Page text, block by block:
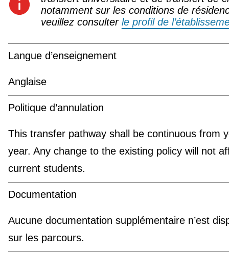
notamment sur les conditions de
veuillez consulter le profil de
Langue d’enseignement
Anglaise
Politique d’annulation
This transfer pathway shall be continuous from
year. Any change to the existing policy will not
current students.
Documentation
Aucune documentation supplémentaire n’est
sur les parcours.